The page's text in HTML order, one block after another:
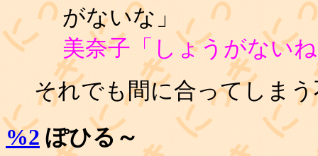
がないな」
美奈子「しょうがない
それでも間に合ってしま
%2 ぽひる～